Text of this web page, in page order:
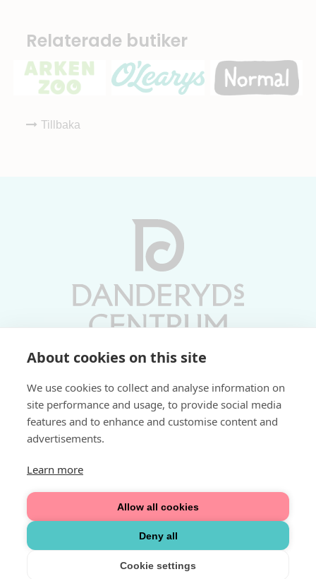
About cookies on this site
We use cookies to collect and analyse information on
site performance and usage, to provide social media
features and to enhance and customise content and
advertisements.
Learn more
Allow all cookies
Deny all
Cookie settings
Relaterade butiker
Tillbaka
Söndagar 11-17 | Livs 07-22
Fri parkering i P-hus:
Välkommen
Integritetspolicy